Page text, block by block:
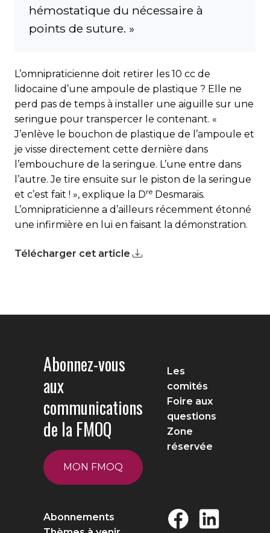
hémostatique du nécessaire à
points de suture. »
L’omnipraticienne doit retirer les 10 cc de
lidocaïne d’une ampoule de plastique ? Elle ne
perd pas de temps à installer une aiguille sur une
seringue pour transpercer le contenant. «
J’enlève le bouchon de plastique de l’ampoule et
je visse directement cette dernière dans
l’embouchure de la seringue. L’une entre dans
l’autre. Je tire ensuite sur le piston de la seringue
et c’est fait ! », explique la Dre Desmarais.
L’omnipraticienne a d’ailleurs récemment étonné
une infirmière en lui en faisant la démonstration.
Télécharger cet article
Abonnez-vous
aux
communications
de la FMOQ
MON FMOQ
Les
comités
Foire aux
questions
Zone
réservée
Abonnements